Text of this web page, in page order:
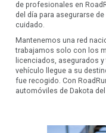
de profesionales en
del día para asegurarse
cuidado.
Mantenemos una red
trabajamos solo con los
licenciados, asegurados
vehículo llegue a su
fue recogido. Con
automóviles de Dakota